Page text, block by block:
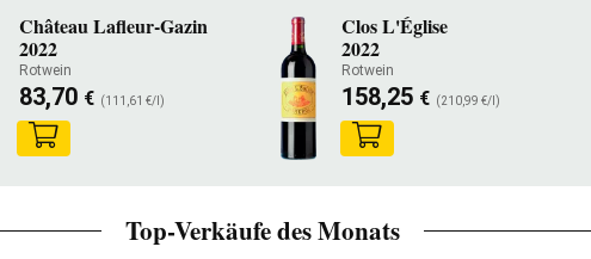
Château Lafleur-Gazin
2022
Rotwein
83,70 € (111,61 €/l)
Clos L'Église
2022
Rotwein
158,25 € (210,99 €/l)
Top-Verkäufe des Monats